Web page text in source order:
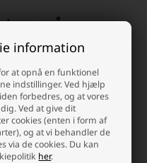
information
at opnå en funktionel
indstillinger. Ved hjælp
forbedres, og at vores
Ved at give dit
cookies (enten i form af
og at vi behandler de
via de cookies. Du kan
her.
også